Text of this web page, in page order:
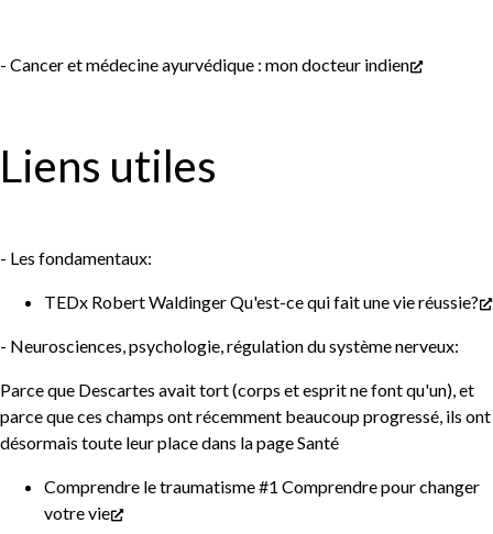
- Cancer et médecine ayurvédique : mon docteur indien
Liens utiles
- Les fondamentaux:
TEDx Robert WaldingerQu'est-ce qui fait une vie réussie?
- Neurosciences, psychologie, régulation du système nerveux:
Parce que Descartes avait tort (corps et esprit ne font qu'un), et
parce que ces champs ont récemment beaucoup progressé, ils ont
désormais toute leur place dans la page Santé
Comprendre le traumatisme #1 Comprendre pour changer
votre vie